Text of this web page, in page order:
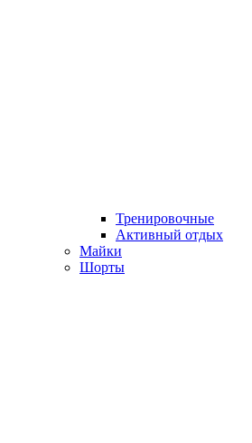
Тренировочные
Активный отдых
Майки
Шорты